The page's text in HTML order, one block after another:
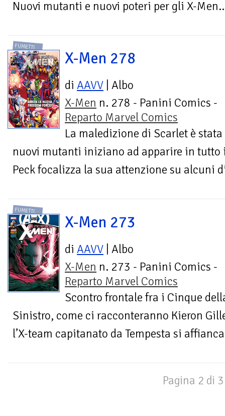
Nuovi mutanti e nuovi poteri per gli X-
FUMETTI
X-Men 278
di AAVV | Albo
X-Men n. 278 - Panini Comics -
Reparto Marvel Comics
La maledizione di Scarlet è
nuovi mutanti iniziano ad apparire in tutto
Peck focalizza la sua attenzione su alcuni
FUMETTI
X-Men 273
di AAVV | Albo
X-Men n. 273 - Panini Comics -
Reparto Marvel Comics
Scontro frontale fra i Cinque
Sinistro, come ci racconteranno Kieron
l’X-team capitanato da Tempesta si
Pagina 2 di 3